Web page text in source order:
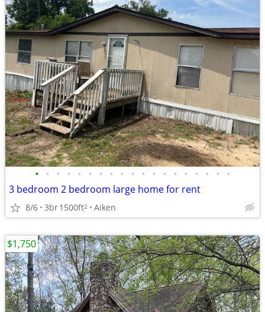
• • • • • • • • • • • • • • • • • • •
3 bedroom 2 bedroom large home for rent
8/6 3br1500ft2 Aiken
$1,750